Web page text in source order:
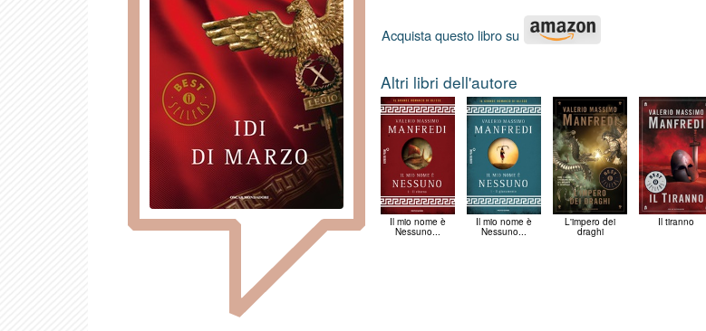
Acquista questo libro su
Altri libri dell'autore
Il mio nome è
Nessuno...
Il mio nome è
Nessuno...
L'impero dei
draghi
Il tiranno